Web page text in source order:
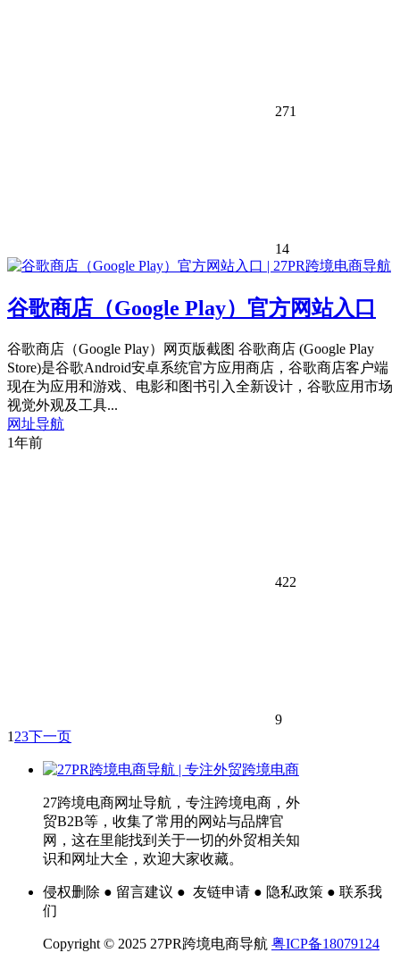
271
14
谷歌商店（Google Play）官方网站入口
谷歌商店（Google Play）网页版截图 谷歌商店 (Google Play
Store)是谷歌Android安卓系统官方应用商店，谷歌商店客户端
现在为应用和游戏、电影和图书引入全新设计，谷歌应用市场
视觉外观及工具...
网址导航
1年前
422
9
1 23下一页
27跨境电商网址导航，专注跨境电商，外
贸B2B等，收集了常用的网站与品牌官
网，这在里能找到关于一切的外贸相关知
识和网址大全，欢迎大家收藏。
侵权删除 ● 留言建议 ● 友链申请 ● 隐私政策 ● 联系我
们
Copyright © 2025 27PR跨境电商导航 粤ICP备18079124